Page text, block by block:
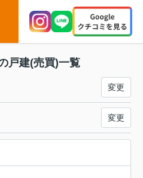
戸建(売買)一覧
変更
変更